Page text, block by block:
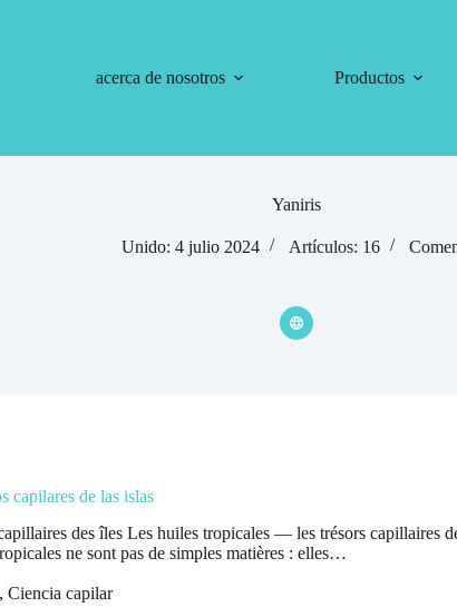
acerca de nosotros Productos
Yaniris
Unido: 4 julio 2024 Artículos: 16
capilares de las islas
des îles Les huiles tropicales — les trésors capillaires
ne sont pas de simples matières : elles…
, Ciencia capilar